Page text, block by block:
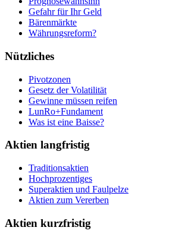
Gefahr für Ihr Geld
Bärenmärkte
Währungsreform?
Nützliches
Pivotzonen
Gesetz der Volatilität
Gewinne müssen reifen
LunRo+Fundament
Was ist eine Baisse?
Aktien langfristig
Traditionsaktien
Hochprozentiges
Superaktien und Faulpelze
Aktien zum Vererben
Aktien kurzfristig